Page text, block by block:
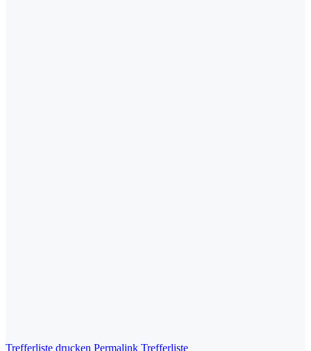
Trefferliste drucken Permalink Trefferliste